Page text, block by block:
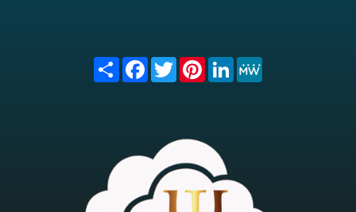
Share FacebookTwitterPinterest
LinkedIn